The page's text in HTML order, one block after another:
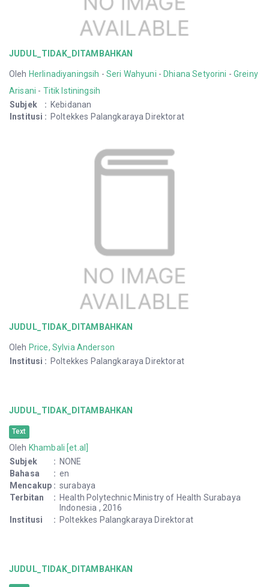
JUDUL_TIDAK_DITAMBAHKAN
Oleh Herlinadiyaningsih - Seri Wahyuni - Dhiana Setyorini -Greiny
Arisani - Titik Istiningsih
Subjek
: Kebidanan
Institusi : Poltekkes Palangkaraya Direktorat
JUDUL_TIDAK_DITAMBAHKAN
Oleh Price, Sylvia Anderson
Institusi : Poltekkes Palangkaraya Direktorat
JUDUL_TIDAK_DITAMBAHKAN
Text
Oleh Khambali [et.al]
Subjek
: NONE
Bahasa
: en
Mencakup : surabaya
Terbitan
: Health Polytechnic Ministry of Health Surabaya
Indonesia , 2016
Institusi
: Poltekkes Palangkaraya Direktorat
JUDUL_TIDAK_DITAMBAHKAN